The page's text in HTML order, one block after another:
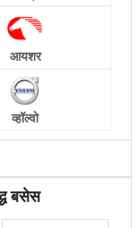
आयशर
व्हॉल्वो
बसेस